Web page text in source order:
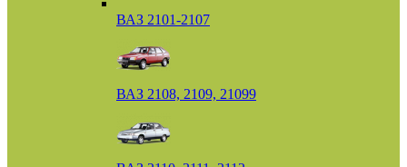
ВАЗ 2101-2107
ВАЗ 2108, 2109, 21099